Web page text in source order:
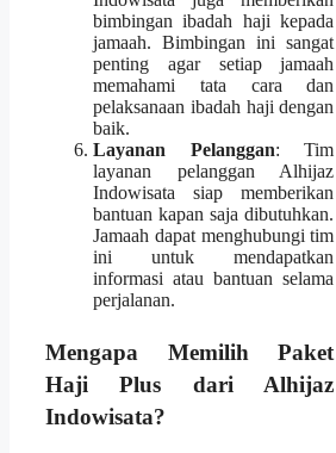
bimbingan ibadah haji kepada
jamaah. Bimbingan ini sangat
penting agar setiap jamaah
memahami tata cara dan
pelaksanaan ibadah haji dengan
baik.
Layanan Pelanggan: Tim
layanan pelanggan Alhijaz
Indowisata siap memberikan
bantuan kapan saja dibutuhkan.
Jamaah dapat menghubungi tim
ini untuk mendapatkan
informasi atau bantuan selama
perjalanan.
Mengapa Memilih Paket
Haji Plus dari Alhijaz
Indowisata?